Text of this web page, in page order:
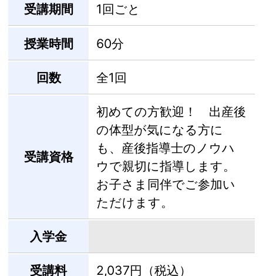
受講期間 1回ごと
授業時間 60分
回数 全1回
受講資格
初めての方歓迎！ 出産後
の体型が気になる方に
も、産後指導士のノウハ
ウで親切に指導します。
お子さま同伴でご参加い
ただけます。
入学金
受講料 2,037円（税込）